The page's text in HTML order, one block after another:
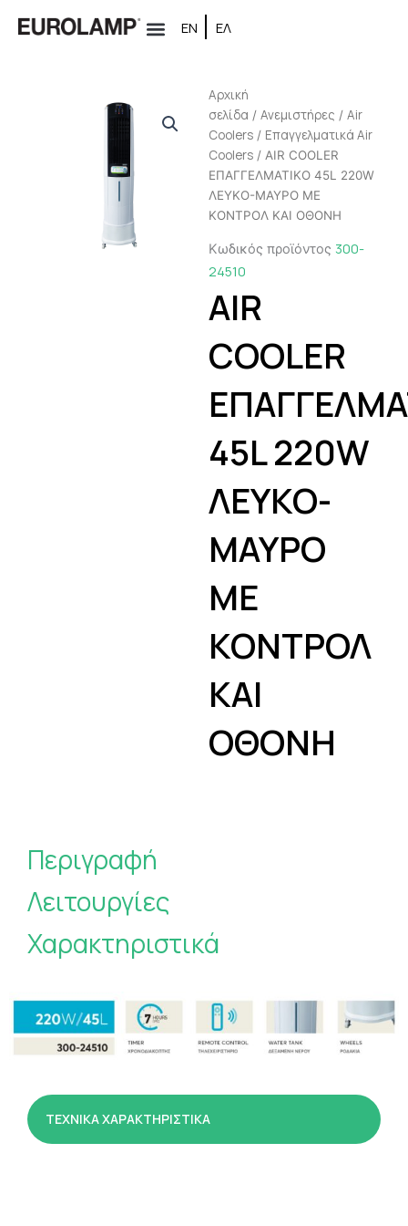
στο
ΕΝ ΕΛ
Αρχική
σελίδα /Ανεμιστήρες /Air
Coolers / Επαγγελματικά Air
Coolers / AIR COOLER
ΕΠΑΓΓΕΛΜΑΤΙΚΟ 45L 220W
ΛΕΥΚΟ-ΜΑΥΡΟ ΜΕ
ΚΟΝΤΡΟΛ ΚΑΙ ΟΘΟΝΗ
Κωδικός προϊόντος 300-
24510
AIR
COOLER
45L 220W
ΛΕΥΚΟ-
ΜΑΥΡΟ
ΜΕ
ΚΟΝΤΡΟΛ
ΚΑΙ
ΟΘΟΝΗ
Περιγραφή
Λειτουργίες
Χαρακτηριστικά
ΤΕΧΝΙΚΑ ΧΑΡΑΚΤΗΡΙΣΤΙΚΑ